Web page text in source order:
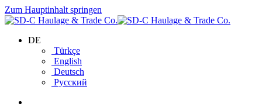
Zum Hauptinhalt springen
DE
Türkçe
English
Deutsch
Русский